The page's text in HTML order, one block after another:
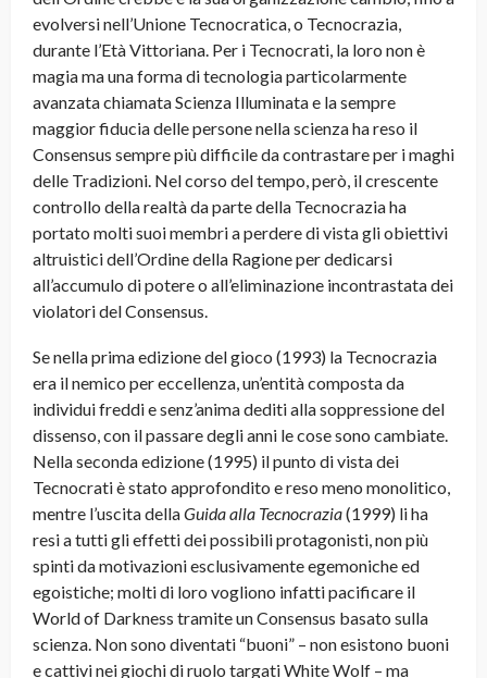
evolversi nell’Unione Tecnocratica, o Tecnocrazia,
durante l’Età Vittoriana. Per i Tecnocrati, la loro non è
magia ma una forma di tecnologia particolarmente
avanzata chiamata Scienza Illuminata e la sempre
maggior fiducia delle persone nella scienza ha reso il
Consensus sempre più difficile da contrastare per i maghi
delle Tradizioni. Nel corso del tempo, però, il crescente
controllo della realtà da parte della Tecnocrazia ha
portato molti suoi membri a perdere di vista gli obiettivi
altruistici dell’Ordine della Ragione per dedicarsi
all’accumulo di potere o all’eliminazione incontrastata dei
violatori del Consensus.
Se nella prima edizione del gioco (1993) la Tecnocrazia
era il nemico per eccellenza, un’entità composta da
individui freddi e senz’anima dediti alla soppressione del
dissenso, con il passare degli anni le cose sono cambiate.
Nella seconda edizione (1995) il punto di vista dei
Tecnocrati è stato approfondito e reso meno monolitico,
mentre l’uscita dellaGuida alla Tecnocrazia(1999) li ha
resi a tutti gli effetti dei possibili protagonisti, non più
spinti da motivazioni esclusivamente egemoniche ed
egoistiche; molti di loro vogliono infatti pacificare il
World of Darkness tramite un Consensus basato sulla
scienza. Non sono diventati “buoni” – non esistono buoni
e cattivi nei giochi di ruolo targati White Wolf – ma